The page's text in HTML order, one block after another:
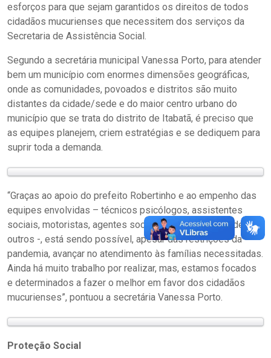
esforços para que sejam garantidos os direitos de todos
cidadãos mucurienses que necessitem dos serviços da
Secretaria de Assistência Social.
Segundo a secretária municipal Vanessa Porto, para atender
bem um município com enormes dimensões geográficas,
onde as comunidades, povoados e distritos são muito
distantes da cidade/sede e do maior centro urbano do
município que se trata do distrito de Itabatã, é preciso que
as equipes planejem, criem estratégias e se dediquem para
suprir toda a demanda.
“Graças ao apoio do prefeito Robertinho e ao empenho das
equipes envolvidas – técnicos psicólogos, assistentes
sociais, motoristas, agentes sociais, coordenadores, dentre
outros -, está sendo possível, apesar das restrições da
pandemia, avançar no atendimento às famílias necessitadas.
Ainda há muito trabalho por realizar, mas, estamos focados
e determinados a fazer o melhor em favor dos cidadãos
mucurienses”, pontuou a secretária Vanessa Porto.
Proteção Social